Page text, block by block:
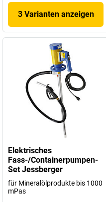
3 Varianten anzeigen
Elektrisches
Fass-/Containerpumpen-
Set Jessberger
für Mineralölprodukte bis 1000
mPas